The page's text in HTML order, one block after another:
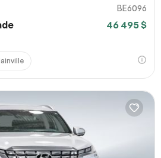
BE6096
46 495 $